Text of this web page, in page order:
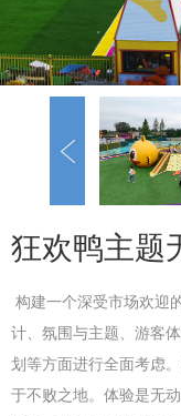
狂欢鸭主题
构建一个深受市场欢迎
计、氛围与主题、游客
划等方面进行全面考虑
于不败之地。体验是无